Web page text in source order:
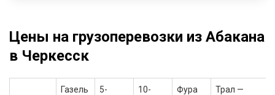
Цены на грузоперевозки из Абакана
в Черкесск
Газель
5-
10-
Фура
Трал —